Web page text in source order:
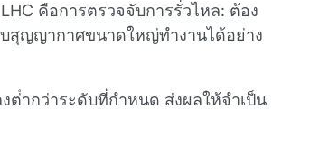
คือการตรวจจับการรั่วไหล: ต้อง
สุญญากาศขนาดใหญ่ทํางานได้อย่าง
ต่ํากว่าระดับที่กําหนด ส่งผลให้จําเป็น